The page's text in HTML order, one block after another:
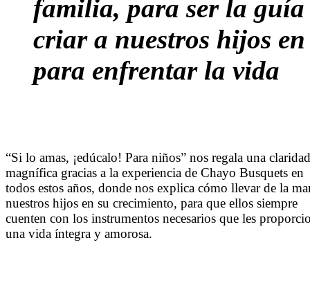
familia, para ser la guía
criar a nuestros hijos
para enfrentar la vida
“Si lo amas, ¡edúcalo! Para niños” nos regala una claridad
magnífica gracias a la experiencia de Chayo Busquets en
todos estos años, donde nos explica cómo llevar de la
nuestros hijos en su crecimiento, para que ellos siempre
cuenten con los instrumentos necesarios que les
una vida íntegra y amorosa.